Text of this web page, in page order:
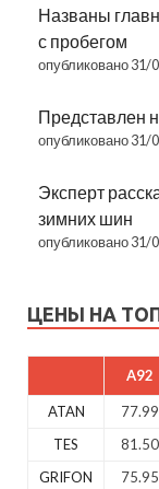
Названы
с пробегом
опубликовано 31/
Представлен
опубликовано 31/
Эксперт
зимних шин
опубликовано 31/
ЦЕНЫ НА
A92
ATAN 77.99
TES
81.50
GRIFON
75.95